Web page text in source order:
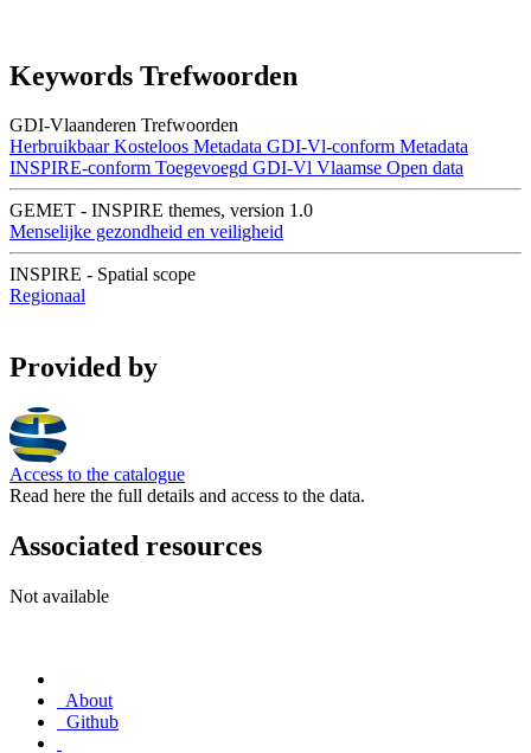
Keywords Trefwoorden
GDI-Vlaanderen Trefwoorden
Herbruikbaar Kosteloos Metadata GDI-Vl-conform Metadata
INSPIRE-conform Toegevoegd GDI-Vl Vlaamse Open data
GEMET - INSPIRE themes, version 1.0
Menselijke gezondheid en veiligheid
INSPIRE - Spatial scope
Regionaal
Provided by
Access to the catalogue
Read here the full details and access to the data.
Associated resources
Not available
About
Github